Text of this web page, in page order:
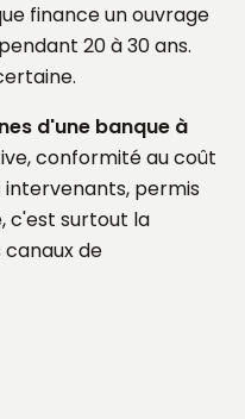
finance un ouvrage
20 à 30 ans.
d'une banque à
conformité au coût
intervenants, permis
c'est surtout la
de